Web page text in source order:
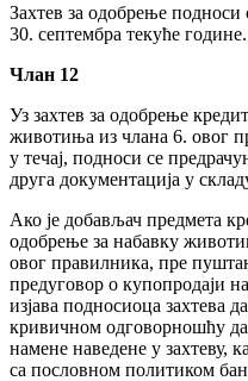
Захтев за одобрење подноси
30. септембра текуће године.
Члан 12
Уз захтев за одобрење
животиња из члана 6. овог
у течај, подноси се
друга документација у
Ако је добављач предмета
одобрење за набавку
овог правилника, пре
предуговор о купопродаји
изјава подносиоца захтева
кривичном одговорношћу да
намене наведене у захтеву,
са пословном политиком